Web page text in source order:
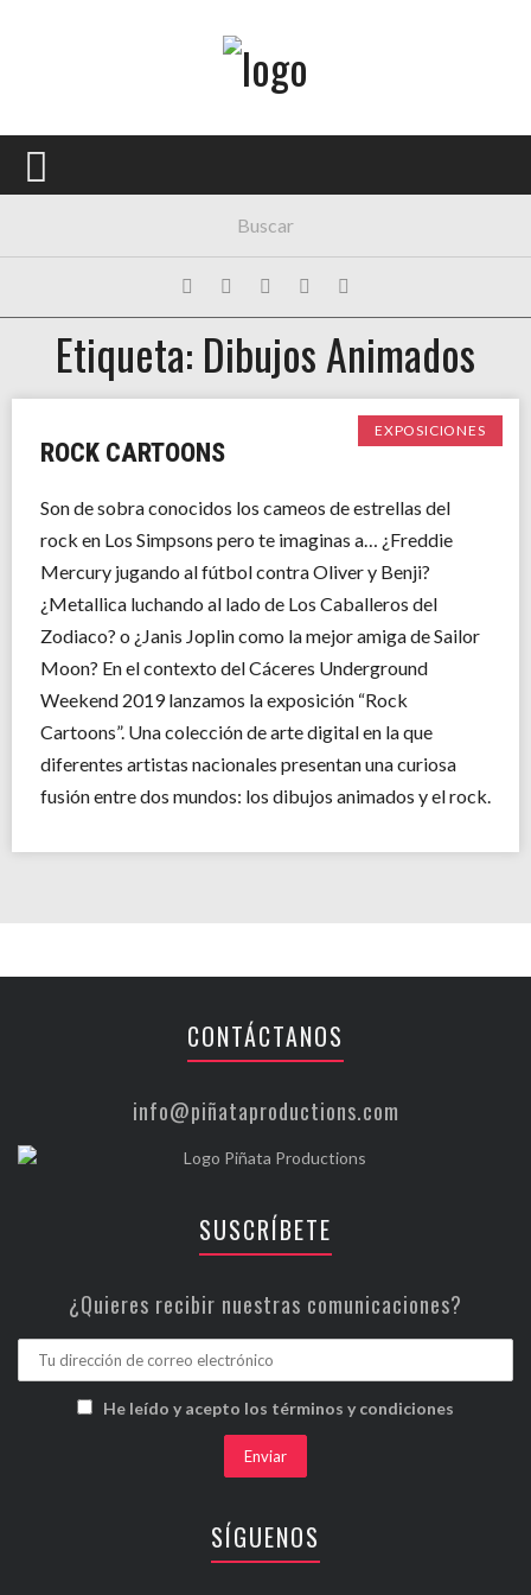
PORTADA
FESTIVALES
EXPOSICIONES
HISTORIAS
Etiqueta: Dibujos Animados
EXPOSICIONES
ROCK CARTOONS
Son de sobra conocidos los cameos de estrellas del
rock en Los Simpsons pero te imaginas a… ¿Freddie
Mercury jugando al fútbol contra Oliver y Benji?
¿Metallica luchando al lado de Los Caballeros del
Zodiaco? o ¿Janis Joplin como la mejor amiga de Sailor
Moon? En el contexto del Cáceres Underground
Weekend 2019 lanzamos la exposición “Rock
Cartoons”. Una colección de arte digital en la que
diferentes artistas nacionales presentan una curiosa
fusión entre dos mundos: los dibujos animados y el rock.
CONTÁCTANOS
info@piñataproductions.com
SUSCRÍBETE
¿Quieres recibir nuestras comunicaciones?
He leído y acepto los términos y condiciones
SÍGUENOS